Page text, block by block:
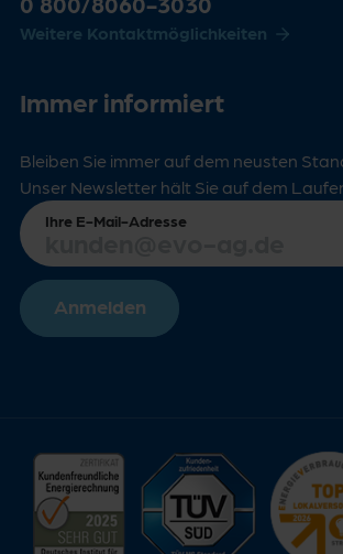
Weitere Kontaktmöglichkeiten
Immer informiert
Bleiben Sie immer auf dem neusten
Unser Newsletter hält Sie auf dem
Ihre E-Mail-Adresse
Anmelden